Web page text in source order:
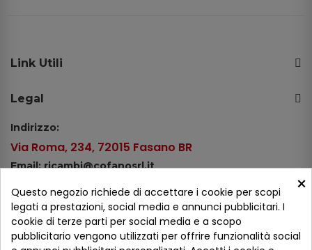
Link Utili
Legal
Indirizzo:
Via Roma, 234, 72015 Fasano BR
Email: ricambi@cofanosrl.it
Tel.: +39 080 44 13 478
WhatsApp: +39 334 98 51 100
×
Questo negozio richiede di accettare i cookie per scopi
legati a prestazioni, social media e annunci pubblicitari. I
cookie di terze parti per social media e a scopo
pubblicitario vengono utilizzati per offrire funzionalità social